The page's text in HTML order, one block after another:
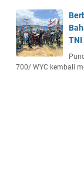
TNI
700/ WYC kembali